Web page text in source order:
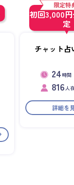
限定特
初回3,000
定
チャット占
24 時間
816人
詳細を